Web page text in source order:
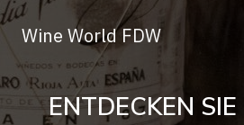
Zum
Inhalt
springenWine World FDW
ENTDECKEN